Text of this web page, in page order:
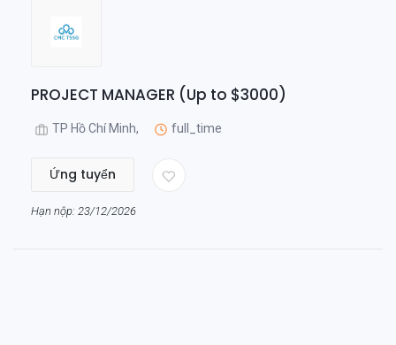
PROJECT MANAGER (Up to $3000)
TP Hồ Chí Minh, full_time
Ứng tuyển
Hạn nộp: 23/12/2026